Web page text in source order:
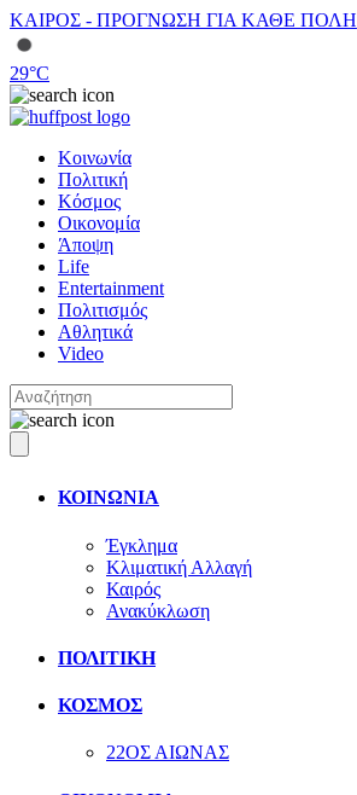
ΚΑΙΡΟΣ - ΠΡΟΓΝΩΣΗ ΓΙΑ ΚΑΘΕ ΠΟΛΗ
29°C
Κοινωνία
Πολιτική
Κόσμος
Οικονομία
Άποψη
Life
Entertainment
Πολιτισμός
Αθλητικά
Video
ΚΟΙΝΩΝΙΑ
Έγκλημα
Κλιματική Αλλαγή
Καιρός
Ανακύκλωση
ΠΟΛΙΤΙΚΗ
ΚΟΣΜΟΣ
22ΟΣ ΑΙΩΝΑΣ